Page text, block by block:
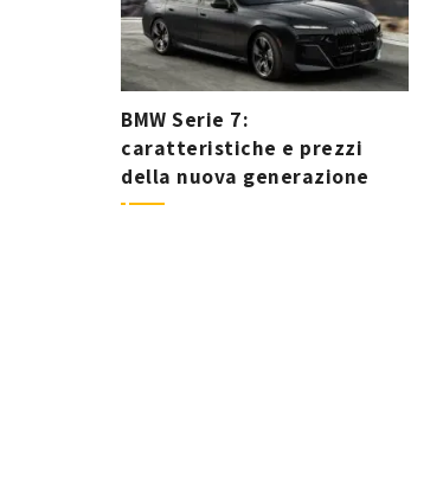
BMW Serie 7:
caratteristiche e prezzi
della nuova generazione